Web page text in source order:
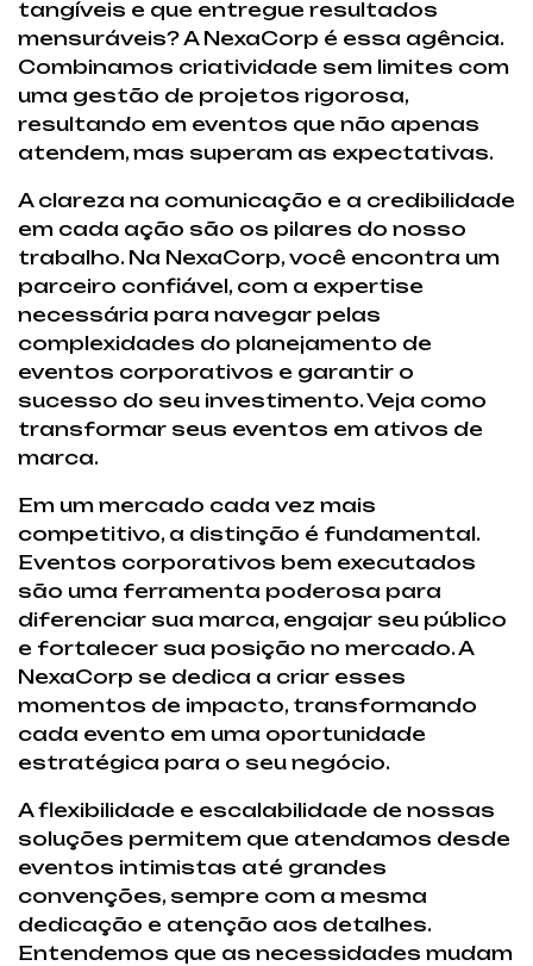
tangíveis e que entregue resultados
mensuráveis? A NexaCorp é essa agência.
Combinamos criatividade sem limites com
uma gestão de projetos rigorosa,
resultando em eventos que não apenas
atendem, mas superam as expectativas.
A clareza na comunicação e a credibilidade
em cada ação são os pilares do nosso
trabalho. Na NexaCorp, você encontra um
parceiro confiável, com a expertise
necessária para navegar pelas
complexidades do planejamento de
eventos corporativos e garantir o
sucesso do seu investimento. Veja como
transformar seus eventos em ativos de
marca.
Em um mercado cada vez mais
competitivo, a distinção é fundamental.
Eventos corporativos bem executados
são uma ferramenta poderosa para
diferenciar sua marca, engajar seu público
e fortalecer sua posição no mercado. A
NexaCorp se dedica a criar esses
momentos de impacto, transformando
cada evento em uma oportunidade
estratégica para o seu negócio.
A flexibilidade e escalabilidade de nossas
soluções permitem que atendamos desde
eventos intimistas até grandes
convenções, sempre com a mesma
dedicação e atenção aos detalhes.
Entendemos que as necessidades mudam